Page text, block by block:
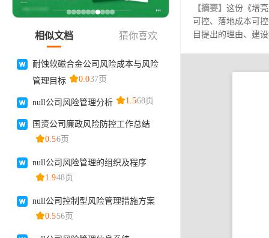
【摘要】 这份《增
可控、落地成本可
目提出的理由、建